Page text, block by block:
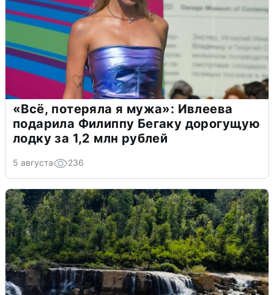
«Всё, потеряла я мужа»: Ивлеева
подарила Филиппу Бегаку дорогущую
лодку за 1,2 млн рублей
5 августа 236